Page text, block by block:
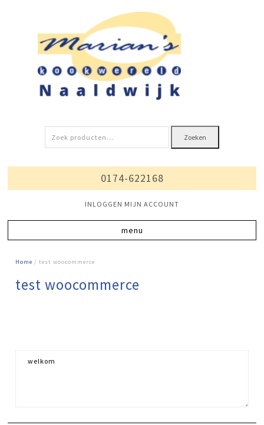
Zoeken
naar:
Zoeken
0174-622168
INLOGGEN MIJN ACCOUNT
Home / test woocommerce
test woocommerce